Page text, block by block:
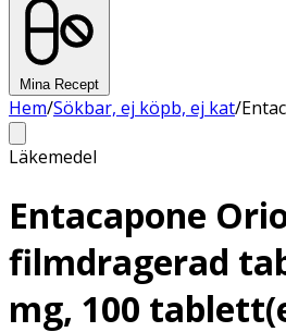
Mina Recept
Hem/Sökbar, ej köpb, ej kat/
Läkemedel
Entacapone
filmdragerad
mg, 100